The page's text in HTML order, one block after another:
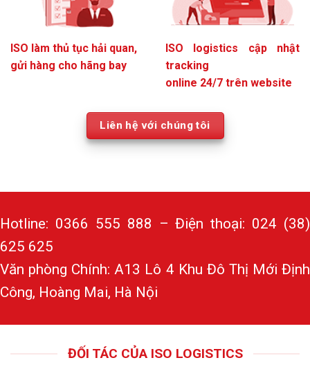
ISO làm thủ tục hải quan,
gửi hàng cho hãng bay
ISO logistics cập nhật
tracking
online 24/7 trên website
Liên hệ với chúng tôi
Hotline: 0366 555 888 – Điện thoại: 024 (38)
625 625
Văn phòng Chính: A13 Lô 4 Khu Đô Thị Mới Định
Công, Hoàng Mai, Hà Nội
ĐỐI TÁC CỦA ISO LOGISTICS